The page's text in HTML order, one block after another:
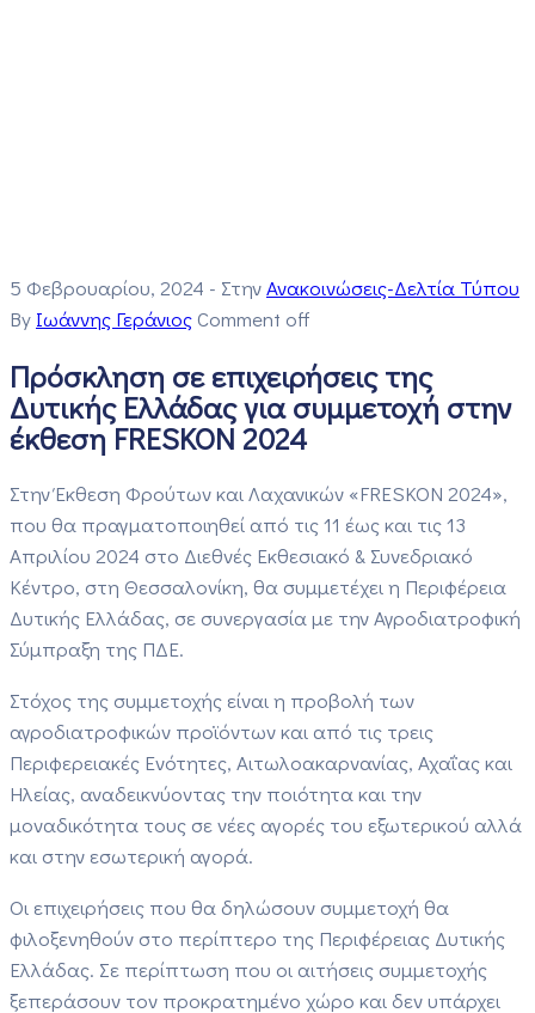
5 Φεβρουαρίου, 2024 - ΣτηνΑνακοινώσεις-Δελτία Τύπου
By Ιωάννης ΓεράνιοςComment off
Πρόσκληση σε επιχειρήσεις της
Δυτικής Ελλάδας για συμμετοχή στην
έκθεση FRESKON 2024
Στην Έκθεση Φρούτων και Λαχανικών «FRESKON 2024»,
που θα πραγματοποιηθεί από τις 11 έως και τις 13
Απριλίου 2024 στο Διεθνές Εκθεσιακό & Συνεδριακό
Κέντρο, στη Θεσσαλονίκη, θα συμμετέχει η Περιφέρεια
Δυτικής Ελλάδας, σε συνεργασία με την Αγροδιατροφική
Σύμπραξη της ΠΔΕ.
Στόχος της συμμετοχής είναι η προβολή των
αγροδιατροφικών προϊόντων και από τις τρεις
Περιφερειακές Ενότητες, Αιτωλοακαρνανίας, Αχαΐας και
Ηλείας, αναδεικνύοντας την ποιότητα και την
μοναδικότητα τους σε νέες αγορές του εξωτερικού αλλά
και στην εσωτερική αγορά.
Οι επιχειρήσεις που θα δηλώσουν συμμετοχή θα
φιλοξενηθούν στο περίπτερο της Περιφέρειας Δυτικής
Ελλάδας. Σε περίπτωση που οι αιτήσεις συμμετοχής
ξεπεράσουν τον προκρατημένο χώρο και δεν υπάρχει